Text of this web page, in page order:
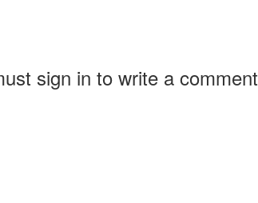
sign in to write a comment